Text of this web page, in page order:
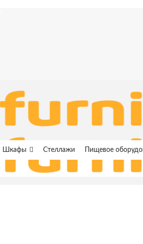
Шкафы Стеллажи Пищевое